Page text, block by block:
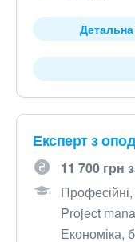
Експерт з
11 700 грн
Професійні,
Project
Економіка,